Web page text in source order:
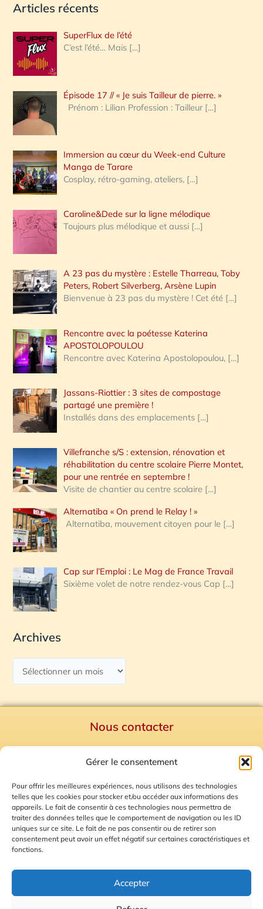
Gérer le consentement
Pour offrir les meilleures expériences, nous utilisons des technologies
telles que les cookies pour stocker et/ou accéder aux informations des
appareils. Le fait de consentir à ces technologies nous permettra de
traiter des données telles que le comportement de navigation ou les ID
uniques sur ce site. Le fait de ne pas consentir ou de retirer son
consentement peut avoir un effet négatif sur certaines caractéristiques et
fonctions.
Accepter
c
e
r
c
h
e
:
Articles récents
SuperFlux de l’été
C’est l’été… Mais […]
Épisode 17 // « Je suis Tailleur de pierre. »
Prénom : Lilian Profession : Tailleur […]
Immersion au cœur du Week-end Culture
Manga de Tarare
Cosplay, rétro-gaming, ateliers, […]
Caroline&Dede sur la ligne mélodique
Toujours plus mélodique et aussi […]
A 23 pas du mystère : Estelle Tharreau, Toby
Peters, Robert Silverberg, Arsène Lupin
Bienvenue à 23 pas du mystère ! Cet été […]
Rencontre avec la poétesse Katerina
APOSTOLOPOULOU
Rencontre avec Katerina Apostolopoulou, […]
Jassans-Riottier : 3 sites de compostage
partagé une première !
Installés dans des emplacements […]
Villefranche s/S : extension, rénovation et
réhabilitation du centre scolaire Pierre Montet,
pour une rentrée en septembre !
Visite de chantier au centre scolaire […]
Alternatiba « On prend le Relay ! »
Alternatiba, mouvement citoyen pour le […]
Cap sur l’Emploi : Le Mag de France Travail
Sixième volet de notre rendez-vous Cap […]
Archives
Nous contacter
Mentions Légales
Plan du site
Gestion des Cookies